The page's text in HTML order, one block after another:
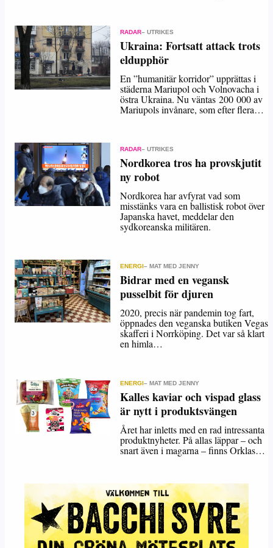
RADAR– UTRIKES
Ukraina: Fortsatt attack trots
eldupphör
En ”humanitär korridor” upprättas i
städerna Mariupol och Volnovacha i
östra Ukraina. Nu väntas 200 000 av
Mariupols invånare, som efter flera…
RADAR– UTRIKES
Nordkorea tros ha provskjutit
ny robot
Nordkorea har avfyrat vad som
misstänks vara en ballistisk robot över
Japanska havet, meddelar den
sydkoreanska militären.
ENERGI– MAT MED JENNY
Bidrar med en vegansk
pusselbit för djuren
2020, precis när pandemin tog fart,
öppnades den veganska butiken Vegas
skafferi i Norrköping. Det var så klart
en himla…
ENERGI– MAT MED JENNY
Kalles kaviar och vispad glass
är nytt i produktsvängen
Året har inletts med en rad intressanta
produktnyheter. På allas läppar – och
snart även i magarna – finns Orklas…